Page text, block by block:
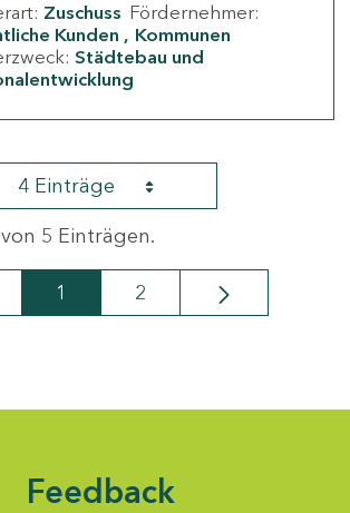
Zuschuss Fördernehmer:
Kunden
Kommunen
Städtebau und
4 Einträge
5 Einträgen.
Seite
1 Seite
2
Feedback